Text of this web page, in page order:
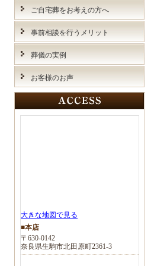
ご自宅葬をお考えの方へ
事前相談を行うメリット
葬儀の実例
お客様のお声
大きな地図で見る
■本店
〒630-0142
奈良県生駒市北田原町2361-3